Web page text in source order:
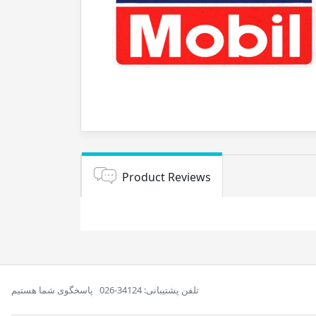
Product Reviews
تلفن پشتیبانی: 34124-026 پاسخگوی شما هستیم